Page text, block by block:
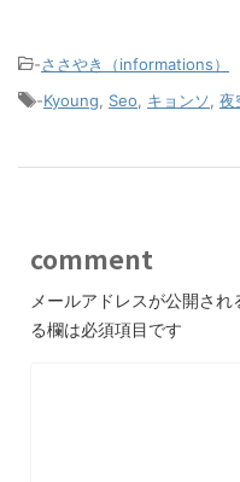
-ささやき（informations）
-Kyoung Seo キョンソ 夜
comment
メールアドレスが公開され
る欄は必須項目です